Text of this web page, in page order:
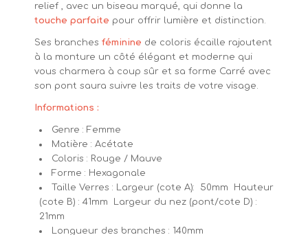
relief , avec un biseau marqué, qui donne la
touche parfaite pour offrir lumière et distinction.
Ses branches féminine de coloris écaille rajoutent
à la monture un côté élégant et moderne qui
vous charmera à coup sûr et sa forme Carré avec
son pont saura suivre les traits de votre visage.
Informations :
Genre : Femme
Matière : Acétate
Coloris : Rouge / Mauve
Forme : Hexagonale
Taille Verres : Largeur (cote A): 50mm Hauteur
(cote B) : 41mm Largeur du nez (pont/cote D) :
21mm
Longueur des branches : 140mm